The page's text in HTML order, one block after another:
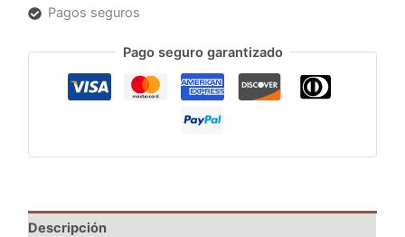
Pagos seguros
Pago seguro garantizado
Descripción